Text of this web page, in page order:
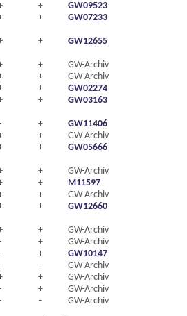
+
GW09523
+ GW07233
+ GW12655
+
GW-Archiv
+
GW-Archiv
+
GW02274
+ GW03163
+
GW11406
+
GW-Archiv
+ GW05666
+
GW-Archiv
+
M11597
+
GW-Archiv
+ GW12660
+
GW-Archiv
+
GW-Archiv
+
GW10147
-
GW-Archiv
+
GW-Archiv
+
GW-Archiv
- GW-Archiv